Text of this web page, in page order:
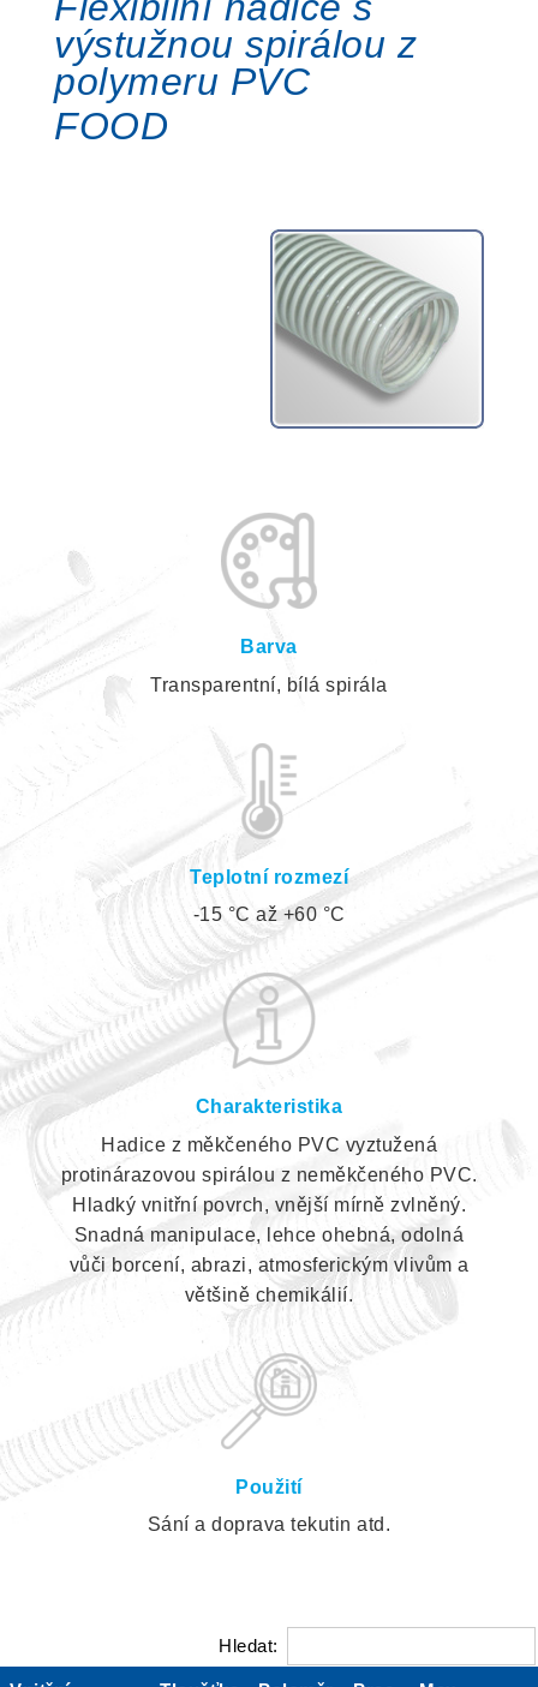
výstužnou spirálou z
polymeru PVC
FOOD
Barva
Transparentní, bílá spirála
Teplotní rozmezí
-15 °C až +60 °C
Charakteristika
Hadice z měkčeného PVC vyztužená
protinárazovou spirálou z neměkčeného PVC.
Hladký vnitřní povrch, vnější mírně zvlněný.
Snadná manipulace, lehce ohebná, odolná
vůči borcení, abrazi, atmosferickým vlivům a
většině chemikálií.
Použití
Sání a doprava tekutin atd.
Hledat: